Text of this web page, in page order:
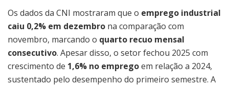
Os dados da CNI mostraram que o emprego industrial
caiu 0,2% em dezembro na comparação com
novembro, marcando o quarto recuo mensal
consecutivo. Apesar disso, o setor fechou 2025 com
crescimento de 1,6% no empregoem relação a 2024,
sustentado pelo desempenho do primeiro semestre. A